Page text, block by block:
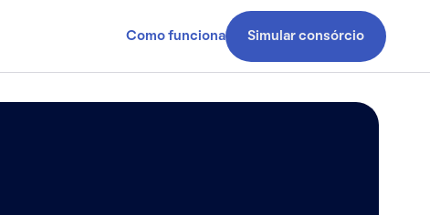
Como funciona Simular consórcio